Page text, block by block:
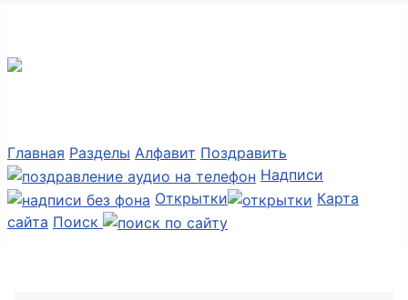
Главная Разделы Алфавит Поздравить
Надписи
Открытки
Карта
сайта Поиск